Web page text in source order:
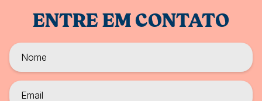
ENTRE EM CONTATO